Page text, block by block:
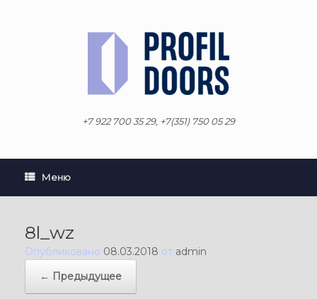
+7 922 700 35 29, +7(351) 750 05 29
Меню
8l_wz
Опубликовано 08.03.2018 от admin
← Предыдущее